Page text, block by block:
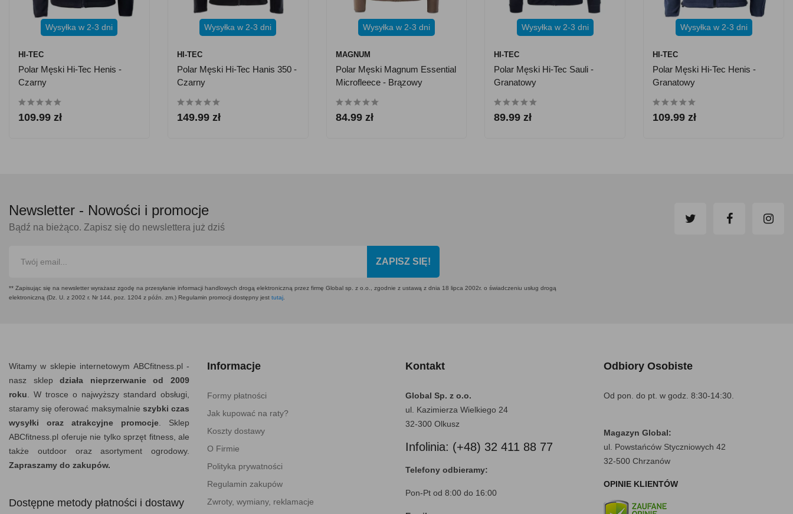
Wysyłka w 2-3 dni
HI-TEC
Polar Męski Hi-Tec Henis -
Czarny
109.99 zł
Wysyłka w 2-3 dni
HI-TEC
Polar Męski Hi-Tec Hanis 350 -
Czarny
149.99 zł
Wysyłka w 2-3 dni
MAGNUM
Polar Męski Magnum Essential
Microfleece - Brązowy
84.99 zł
Wysyłka w 2-3 dni
HI-TEC
Polar Męski Hi-Tec Sauli -
Granatowy
89.99 zł
Wysyłka w 2-3 dni
HI-TEC
Polar Męski Hi-Tec Henis -
Granatowy
109.99 zł
Newsletter - Nowości i promocje
Bądź na bieżąco. Zapisz się do newslettera już dziś
ZAPISZ SIĘ!
** Zapisując się na newsletter wyrażasz zgodę na przesyłanie informacji handlowych drogą elektroniczną przez firmę Global sp. z o.o., zgodnie z ustawą z dnia 18 lipca 2002r. o świadczeniu usług drogą
elektroniczną (Dz. U. z 2002 r. Nr 144, poz. 1204 z późn. zm.) Regulamin promocji dostępny jest tutaj
Witamy w sklepie internetowym ABCfitness.pl -
nasz sklepdziała nieprzerwanie od 2009
roku . W trosce o najwyższy standard obsługi,
staramy się oferować maksymalnie szybki czas
wysyłki oraz atrakcyjne promocje . Sklep
ABCfitness.pl oferuje nie tylko sprzęt fitness, ale
także outdoor oraz asortyment ogrodowy.
Zapraszamy do zakupów.
Dostępne metody płatności i dostawy
Informacje
Formy płatności
Jak kupować na raty?
Koszty dostawy
O Firmie
Polityka prywatności
Regulamin zakupów
Zwroty, wymiany, reklamacje
Kontakt
Global Sp. z o.o.
ul. Kazimierza Wielkiego 24
32-300 Olkusz
Infolinia: (+48) 32 411 88 77
Telefony odbieramy:
Pon-Pt od 8:00 do 16:00
Odbiory Osobiste
Od pon. do pt. w godz. 8:30-14:30.
Magazyn Global:
ul. Powstańców Styczniowych 42
32-500 Chrzanów
OPINIE KLIENTÓW